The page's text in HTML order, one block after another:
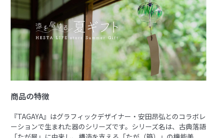
商品の特徴
『TAGAYA』はグラフィックデザイナー・安田昂弘とのコラボレ
ーションで生まれた器のシリーズです。シリーズ名は、古典落語